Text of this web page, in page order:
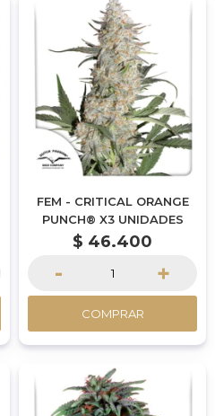
FEM - CRITICAL ORANGE
PUNCH® X3 UNIDADES
$ 46.400
- +
COMPRAR